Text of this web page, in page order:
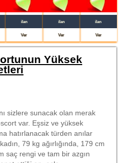
ilan
Ver
ilan
Ver
ilan
Ver
Yüksek
sizlere sunacak olan merak
var. Eşsiz ve yüksek
hatırlanacak türden anılar
79 kg ağırlığında, 179 cm
saç rengi ve tam bir azgın